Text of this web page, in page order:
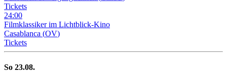
Tickets
24:00
Filmklassiker im Lichtblick-Kino
Casablanca (OV)
Tickets
So 23.08.